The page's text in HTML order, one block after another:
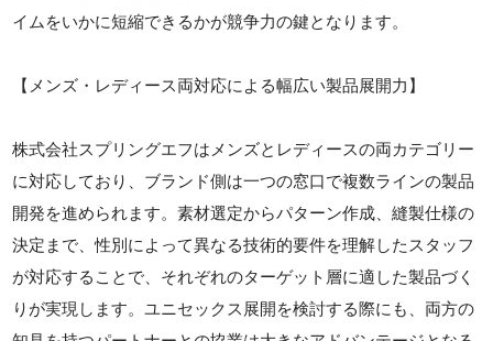
イムをいかに短縮できるかが競争力の鍵となります。
【メンズ・レディース両対応による幅広い製品展開力】
株式会社スプリングエフはメンズとレディースの両カテゴリー
に対応しており、ブランド側は一つの窓口で複数ラインの製品
開発を進められます。素材選定からパターン作成、縫製仕様の
決定まで、性別によって異なる技術的要件を理解したスタッフ
が対応することで、それぞれのターゲット層に適した製品づく
りが実現します。ユニセックス展開を検討する際にも、両方の